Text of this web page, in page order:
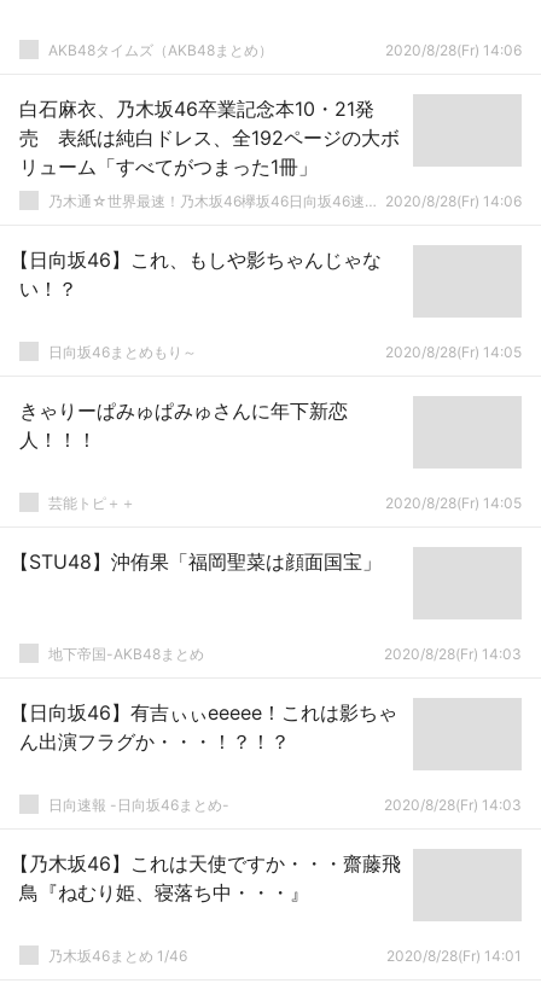
AKB48タイムズ（AKB48まとめ） 2020/8/28(Fr) 14:06
白石麻衣、乃木坂46卒業記念本10・21発
売 表紙は純白ドレス、全192ページの大ボ
リューム「すべてがつまった1冊」
乃木通☆世界最速！乃木坂46欅坂46日向坂46速報まとめ 2020/8/28(Fr) 14:06
【日向坂46】これ、もしや影ちゃんじゃな
い！？
日向坂46まとめもり～ 2020/8/28(Fr) 14:05
きゃりーぱみゅぱみゅさんに年下新恋
人！！！
芸能トピ＋＋ 2020/8/28(Fr) 14:05
【STU48】沖侑果「福岡聖菜は顔面国宝」
地下帝国-AKB48まとめ 2020/8/28(Fr) 14:03
【日向坂46】有吉ぃぃeeeee！これは影ちゃ
ん出演フラグか・・・！？！？
日向速報 -日向坂46まとめ- 2020/8/28(Fr) 14:03
【乃木坂46】これは天使ですか・・・齋藤飛
鳥『ねむり姫、寝落ち中・・・』
乃木坂46まとめ 1/46 2020/8/28(Fr) 14:01